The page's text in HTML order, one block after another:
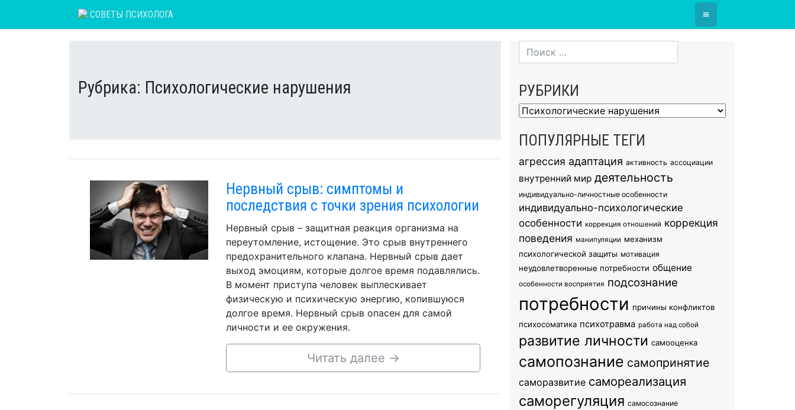
СОВЕТЫ ПСИХОЛОГА ≡
Рубрика: Психологические нарушения
Нервный срыв: симптомы и
последствия с точки зрения психологии
Нервный срыв – защитная реакция организма на
переутомление, истощение. Это срыв внутреннего
предохранительного клапана. Нервный срыв дает
выход эмоциям, которые долгое время подавлялись.
В момент приступа человек выплескивает
физическую и психическую энергию, копившуюся
долгое время. Нервный срыв опасен для самой
личности и ее окружения.
Читать далее →
РУБРИКИ
Рубрики
ПОПУЛЯРНЫЕ ТЕГИ
агрессия адаптация активность ассоциации
внутренний мир деятельность
индивидуально-личностные особенности
индивидуально-психологические
особенности коррекция отношений коррекция
поведения манипуляции механизм
психологической защиты мотивация
неудовлетворенные потребности общение
особенности восприятия подсознание
потребности причины конфликтов
психосоматика психотравма работа над собой
развитие личности самооценка
самопознание самопринятие
саморазвитие самореализация
саморегуляция самосознание